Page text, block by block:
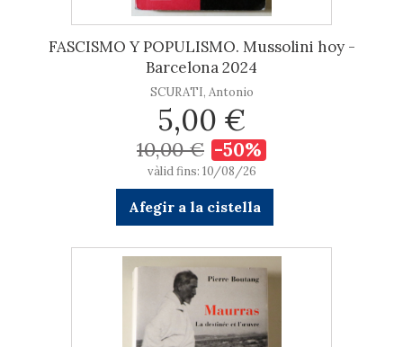
FASCISMO Y POPULISMO. Mussolini hoy -
Barcelona 2024
SCURATI, Antonio
5,00 €
10,00 € -50%
vàlid fins: 10/08/26
Afegir a la cistella